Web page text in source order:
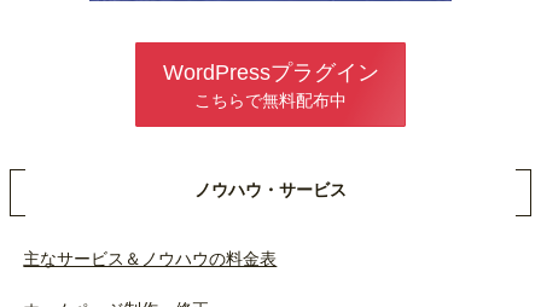
WordPressプラグイン
こちらで無料配布中
ノウハウ・サービス
主なサービス＆ノウハウの料金表